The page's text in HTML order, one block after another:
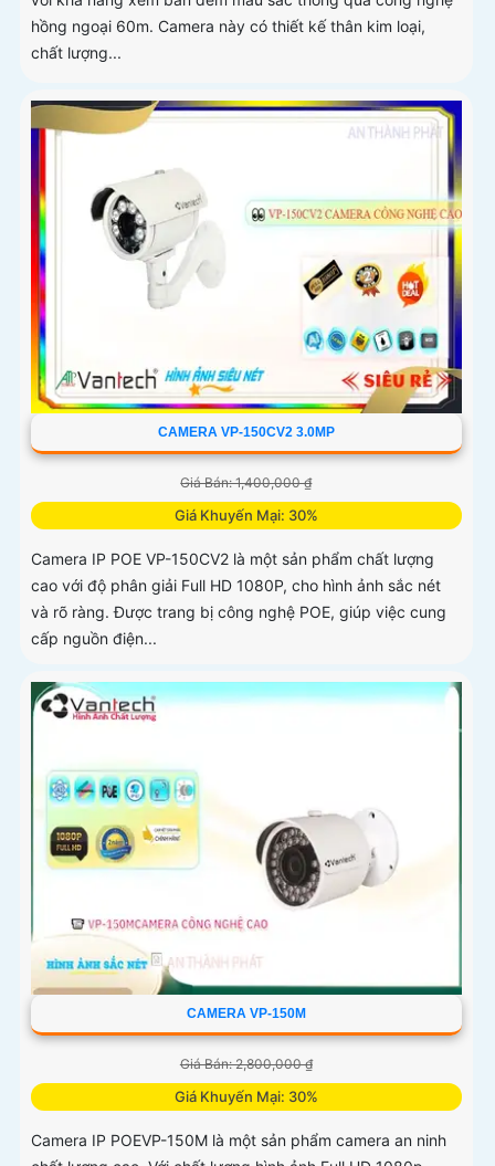
hồng ngoại 60m. Camera này có thiết kế thân kim loại,
chất lượng...
CAMERA VP-150CV2 3.0MP
Giá Bán: 1,400,000 ₫
Giá Khuyến Mại: 30%
Camera IP POE VP-150CV2 là một sản phẩm chất lượng
cao với độ phân giải Full HD 1080P, cho hình ảnh sắc nét
và rõ ràng. Được trang bị công nghệ POE, giúp việc cung
cấp nguồn điện...
CAMERA VP-150M
Giá Bán: 2,800,000 ₫
Giá Khuyến Mại: 30%
Camera IP POEVP-150M là một sản phẩm camera an ninh